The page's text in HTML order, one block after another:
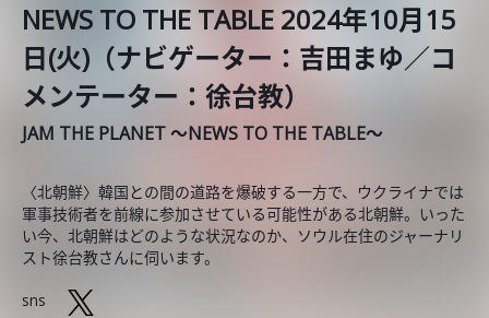
NEWS TO THE TABLE 2024年10月15
日(火)（ナビゲーター：吉田まゆ／コ
メンテーター：徐台教）
JAM THE PLANET ～NEWS TO THE TABLE～
〈北朝鮮〉韓国との間の道路を爆破する一方で、ウクライナでは
軍事技術者を前線に参加させている可能性がある北朝鮮。いった
い今、北朝鮮はどのような状況なのか、ソウル在住のジャーナリ
スト徐台教さんに伺います。
sns